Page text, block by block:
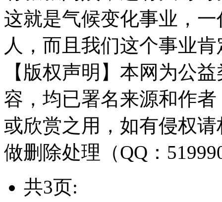
这就是气候变化事业，
人，而且我们这个事业
【版权声明】本网为公
容，均已署名来源和作
或欣赏之用，如有侵权
做删除处理（QQ：
共3页: